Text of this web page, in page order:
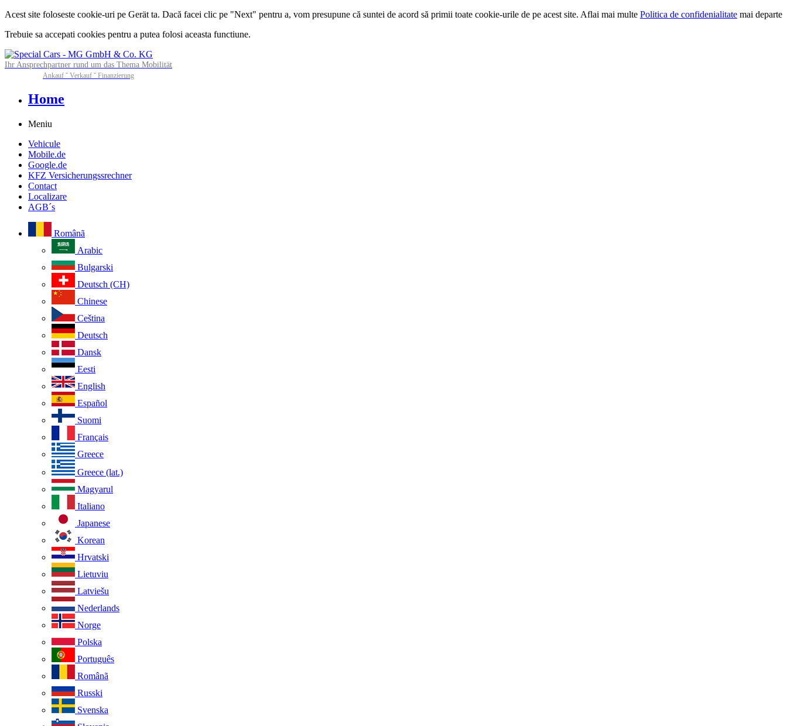
Acest site foloseste cookie-uri pe Gerät ta. Dacă facei clic pe "Next" pentru a, vom presupune că suntei de acord să primii toate cookie-urile de pe acest site. Aflai mai multe Politica de confidenialitate mai departe
Trebuie sa accepati cookies pentru a putea folosi aceasta functiune.
Ihr Ansprechpartner rund um das Thema Mobilität
Ankauf ˇ Verkauf ˇ Finanzierung
Home
Meniu
Vehicule
Mobile.de
Google.de
KFZ Versicherungssrechner
Contact
Localizare
AGB´s
Românã
Arabic
Bulgarski
Deutsch (CH)
Chinese
Ceština
Deutsch
Dansk
Eesti
English
Español
Suomi
Français
Greece
Greece (lat.)
Magyarul
Italiano
Japanese
Korean
Hrvatski
Lietuviu
Latviešu
Nederlands
Norge
Polska
Português
Românã
Russki
Svenska